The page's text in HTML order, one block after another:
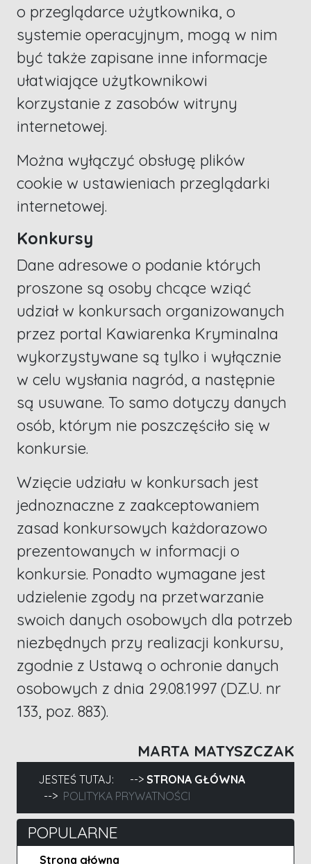
o przeglądarce użytkownika, o
systemie operacyjnym, mogą w nim
być także zapisane inne informacje
ułatwiające użytkownikowi
korzystanie z zasobów witryny
internetowej.
Można wyłączyć obsługę plików
cookie w ustawieniach przeglądarki
internetowej.
Konkursy
Dane adresowe o podanie których
proszone są osoby chcące wziąć
udział w konkursach organizowanych
przez portal Kawiarenka Kryminalna
wykorzystywane są tylko i wyłącznie
w celu wysłania nagród, a następnie
są usuwane. To samo dotyczy danych
osób, którym nie poszczęściło się w
konkursie.
Wzięcie udziału w konkursach jest
jednoznaczne z zaakceptowaniem
zasad konkursowych każdorazowo
prezentowanych w informacji o
konkursie. Ponadto wymagane jest
udzielenie zgody na przetwarzanie
swoich danych osobowych dla potrzeb
niezbędnych przy realizacji konkursu,
zgodnie z Ustawą o ochronie danych
osobowych z dnia 29.08.1997 (DZ.U. nr
133, poz. 883).
MARTA MATYSZCZAK
JESTEŚ TUTAJ:
STRONA GŁÓWNA
POLITYKA PRYWATNOŚCI
POPULARNE
Strona główna